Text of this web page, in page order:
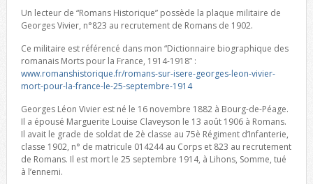
Un lecteur de “Romans Historique” possède la plaque militaire de
Georges Vivier, n°823 au recrutement de Romans de 1902.
Ce militaire est référencé dans mon “Dictionnaire biographique des
romanais Morts pour la France, 1914-1918” :
www.romanshistorique.fr/romans-sur-isere-georges-leon-vivier-
mort-pour-la-france-le-25-septembre-1914
Georges Léon Vivier est né le 16 novembre 1882 à Bourg-de-Péage.
Il a épousé Marguerite Louise Claveyson le 13 août 1906 à Romans.
Il avait le grade de soldat de 2è classe au 75è Régiment d’Infanterie,
classe 1902, n° de matricule 014244 au Corps et 823 au recrutement
de Romans. Il est mort le 25 septembre 1914, à Lihons, Somme, tué
à l’ennemi.